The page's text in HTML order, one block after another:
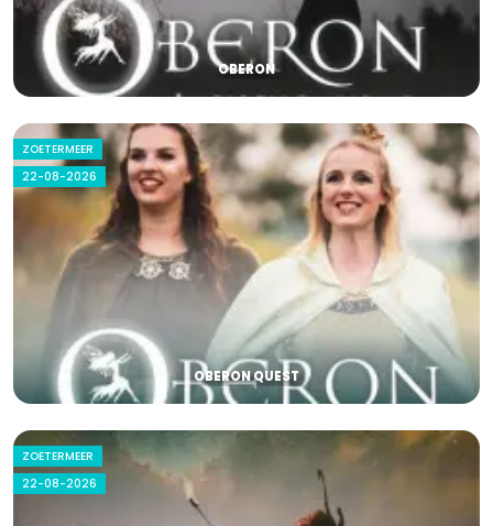
OBERON
ZOETERMEER
22-08-2026
OBERON QUEST
ZOETERMEER
22-08-2026